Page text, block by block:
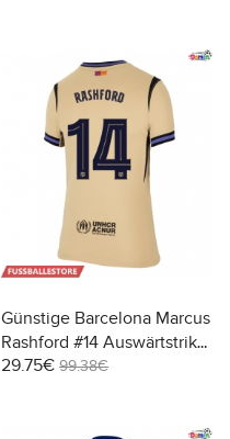
Günstige Barcelona Marcus
Rashford #14 Auswärtstrikot
Damen 2025-26 Kurzarm
29.75€ 99.38€